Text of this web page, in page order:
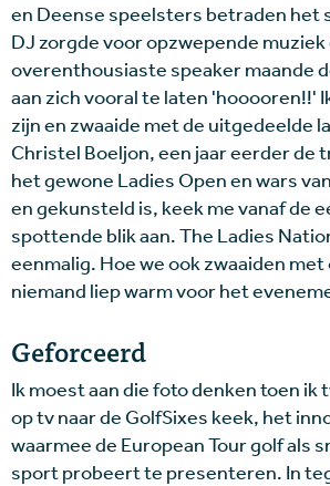
en Deense speelsters betraden het
DJ zorgde voor opzwepende muziek
overenthousiaste speaker maande
aan zich vooral te laten 'hooooren!!'
zijn en zwaaide met de uitgedeelde
Christel Boeljon, een jaar eerder de
het gewone Ladies Open en wars
en gekunsteld is, keek me vanaf de
spottende blik aan. The Ladies
eenmalig. Hoe we ook zwaaiden
niemand liep warm voor het
Geforceerd
Ik moest aan die foto denken toen ik
op tv naar de GolfSixes keek, het
waarmee de European Tour golf als
sport probeert te presenteren. In